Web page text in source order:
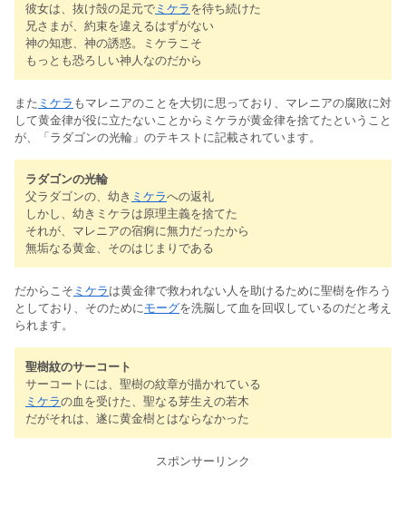
彼女は、抜け殻の足元で ミケラ を待ち続けた
兄さまが、約束を違えるはずがない
神の知恵、神の誘惑。ミケラこそ
もっとも恐ろしい神人なのだから
また ミケラ もマレニアのことを大切に思っており、マレニアの腐敗に対
して黄金律が役に立たないことからミケラが黄金律を捨てたということ
が、「ラダゴンの光輪」のテキストに記載されています。
ラダゴンの光輪
父ラダゴンの、幼き ミケラへの返礼
しかし、幼きミケラは原理主義を捨てた
それが、マレニアの宿痾に無力だったから
無垢なる黄金、そのはじまりである
だからこそ ミケラ は黄金律で救われない人を助けるために聖樹を作ろう
としており、そのために モーグを洗脳して血を回収しているのだと考え
られます。
聖樹紋のサーコート
サーコートには、聖樹の紋章が描かれている
ミケラの血を受けた、聖なる芽生えの若木
だがそれは、遂に黄金樹とはならなかった
スポンサーリンク